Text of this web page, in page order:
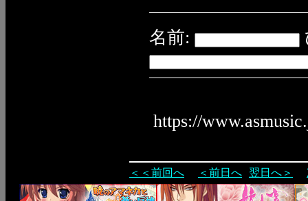
名前:
https://
＜＜前回へ ＜前日へ 翌日へ＞